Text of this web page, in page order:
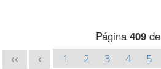
Página 409de
<< < 1 2 3 4 5